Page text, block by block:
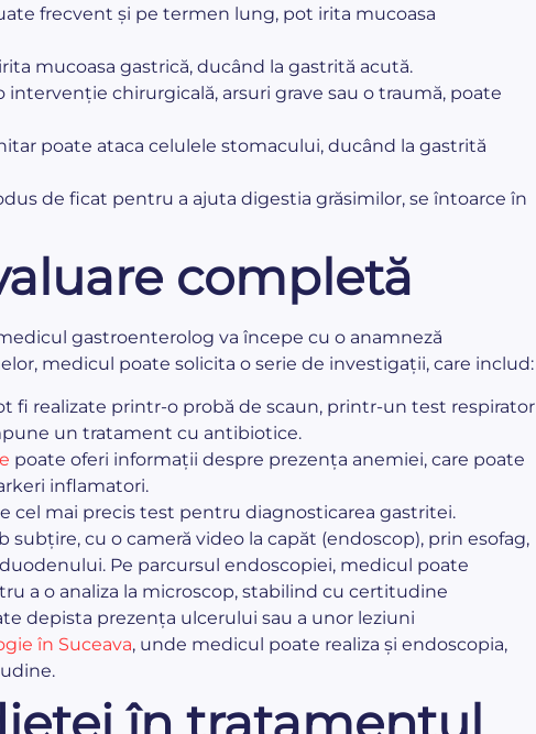
frecvent și pe termen lung, pot irita mucoasa
mucoasa gastrică, ducând la gastrită acută.
chirurgicală, arsuri grave sau o traumă, poate
poate ataca celulele stomacului, ducând la gastrită
de ficat pentru a ajuta digestia grăsimilor, se întoarce în
completă
gastroenterolog va începe cu o anamneză
medicul poate solicita o serie de investigații, care includ:
fi realizate printr-o probă de scaun, printr-un test respirator
un tratament cu antibiotice.
poate oferi informații despre prezența anemiei, care poate
inflamatori.
cel mai precis test pentru diagnosticarea gastritei.
cu o cameră video la capăt (endoscop), prin esofag,
Pe parcursul endoscopiei, medicul poate
a o analiza la microscop, stabilind cu certitudine
depista prezența ulcerului sau a unor leziuni
în Suceava, unde medicul poate realiza și endoscopia,